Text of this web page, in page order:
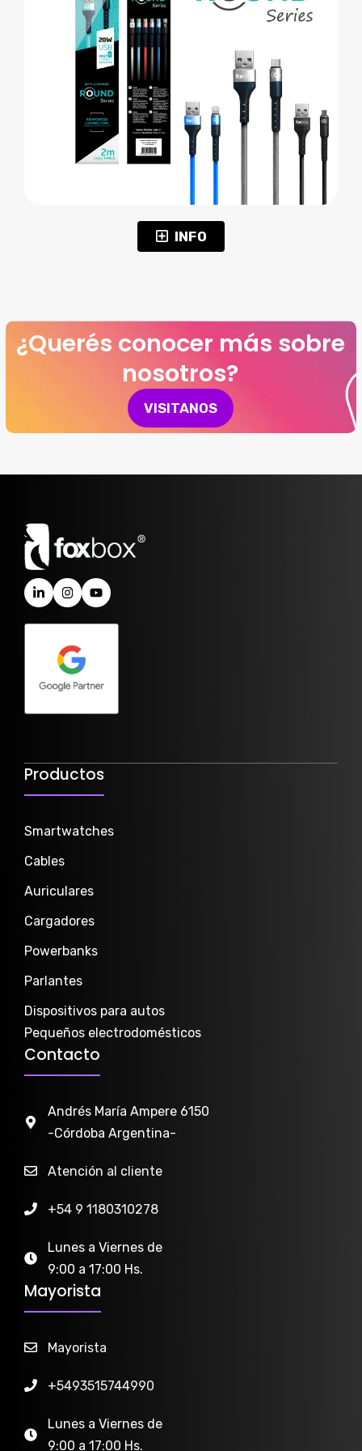
INFO
¿Querés conocer más sobre
nosotros?
VISITANOS
Productos
Smartwatches
Cables
Auriculares
Cargadores
Powerbanks
Parlantes
Dispositivos para autos
Pequeños electrodomésticos
Contacto
Andrés María Ampere 6150
-Córdoba Argentina-
Atención al cliente
+54 9 1180310278
Lunes a Viernes de
9:00 a 17:00 Hs.
Mayorista
Mayorista
+5493515744990
Lunes a Viernes de
9:00 a 17:00 Hs.